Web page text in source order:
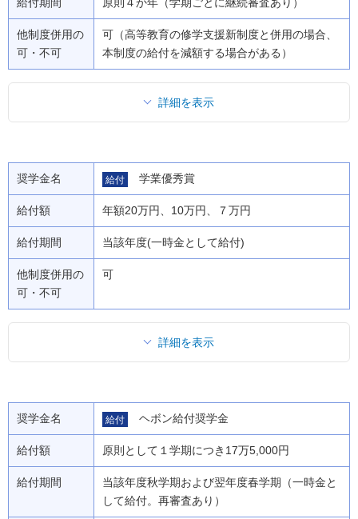
他制度併用の
可・不可
可（高等教育の修学支援新制度と併用の場合、
本制度の給付を減額する場合がある）
詳細を表示
奨学金名 給付 学業優秀賞
給付額 年額20万円、10万円、７万円
給付期間 当該年度(一時金として給付)
他制度併用の
可・不可
可
詳細を表示
奨学金名 給付 ヘボン給付奨学金
給付額 原則として１学期につき17万5,000円
給付期間
当該年度秋学期および翌年度春学期（一時金と
して給付。再審査あり）